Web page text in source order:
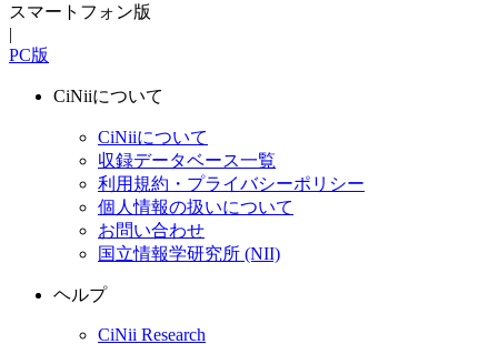
スマートフォン版
|
PC版
CiNiiについて
CiNiiについて
収録データベース一覧
利用規約・プライバシーポリシー
個人情報の扱いについて
お問い合わせ
国立情報学研究所 (NII)
ヘルプ
CiNii Research